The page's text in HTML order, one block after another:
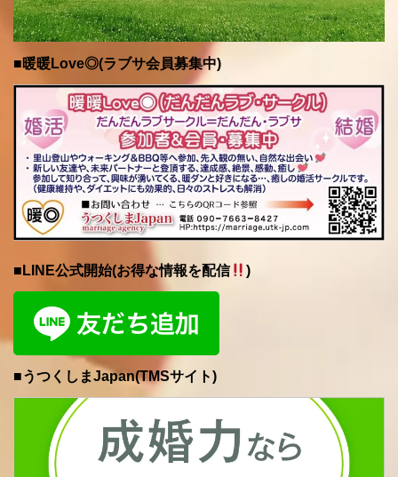
■暖暖Love◎(ラブサ会員募集中)
■LINE公式開始(お得な情報を配信 )
■うつくしまJapan(TMSサイト)